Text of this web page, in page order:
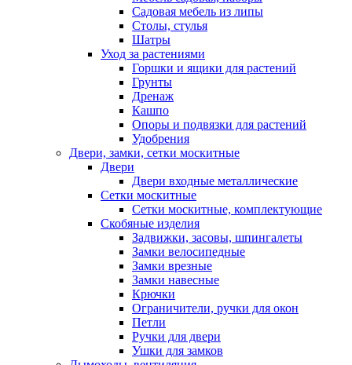
Садовая мебель из липы
Столы, стулья
Шатры
Уход за растениями
Горшки и ящики для растений
Грунты
Дренаж
Кашпо
Опоры и подвязки для растений
Удобрения
Двери, замки, сетки москитные
Двери
Двери входные металлические
Сетки москитные
Сетки москитные, комплектующие
Скобяные изделия
Задвижки, засовы, шпингалеты
Замки велосипедные
Замки врезные
Замки навесные
Крючки
Ограничители, ручки для окон
Петли
Ручки для двери
Ушки для замков